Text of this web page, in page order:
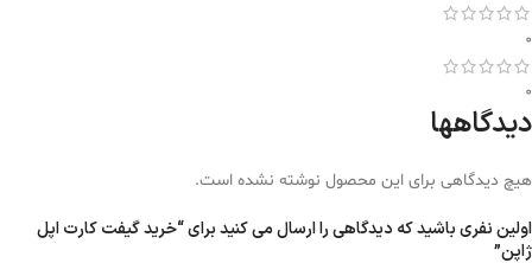
0
0
دیدگاهها
هیچ دیدگاهی برای این محصول نوشته نشده است.
اولین نفری باشید که دیدگاهی را ارسال می کنید برای “خرید گیفت کارت اپل
ژاپن”